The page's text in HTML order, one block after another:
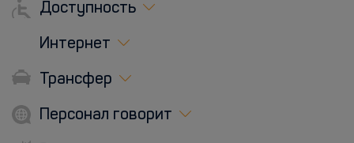
Доступность
Интернет
Трансфер
Персонал говорит